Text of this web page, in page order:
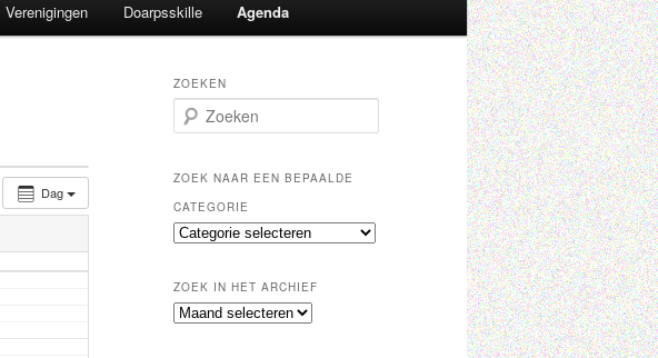
Verenigingen Doarpsskille Agenda
Dag
ZOEKEN
o
k
n
ZOEK NAAR EEN BEPAALDE
CATEGORIE
Z
k
n
ZOEK IN HET ARCHIEF
Z